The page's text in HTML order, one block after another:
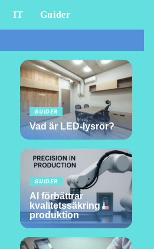
IT Guider
GUIDER
Vad är LED-lysrör?
GUIDER
AI förbättrar
kvalitetssäkring i
produktion